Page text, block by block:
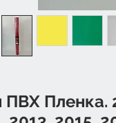
Пленка.